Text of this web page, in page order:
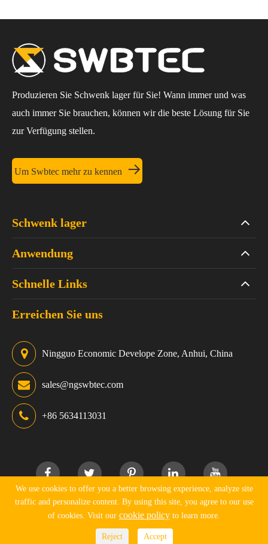
Produzieren Sie Schwenk lager für Sie! Wann immer und was
auch immer Sie brauchen, können wir die beste Lösung für Sie
zur Verfügung stellen.
Um Swbtec mehr zu kennen 
Schwenk lager
Anwendung
Schnelle Links
Erreichen Sie uns
Ningguo Economic Develope Zone, Anhui, China
sales@ngswbtec.com
+86 5634113031
Urheberrecht ©Ningguo Swbtec Industry Co., Ltd. Alle
We use cookies to offer you a better browsing experience, analyze site
traffic and personalize content. By using this site, you agree to our use
of cookies. Visit our cookie policy to learn more.
Reject Accept